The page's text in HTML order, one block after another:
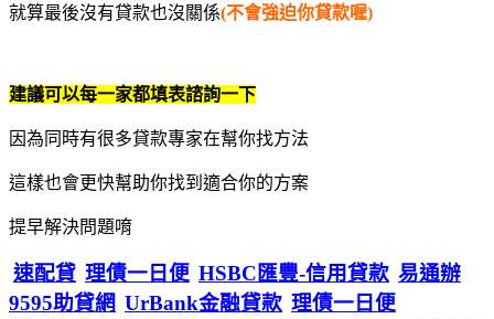
就算最後沒有貸款也沒關係(不會強迫你貸款喔)
建議可以每一家都填表諮詢一下
因為同時有很多貸款專家在幫你找方法
這樣也會更快幫助你找到適合你的方案
提早解決問題唷
速配貸 理債一日便 HSBC匯豐-信用貸款 易通辦
9595助貸網 UrBank金融貸款 理債一日便